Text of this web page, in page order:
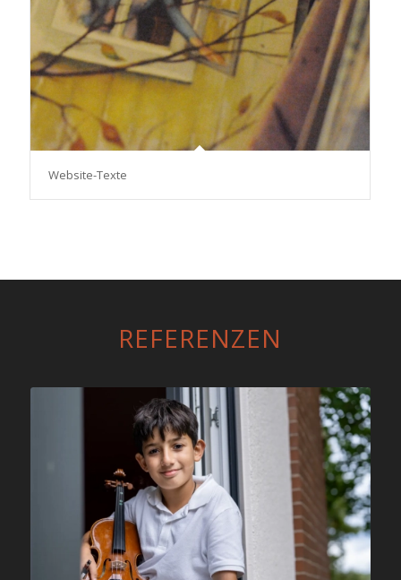
Website-Texte
REFERENZEN